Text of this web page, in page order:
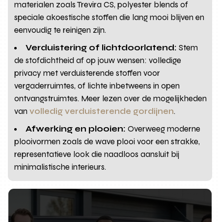
materialen zoals Trevira CS, polyester blends of
speciale akoestische stoffen die lang mooi blijven en
eenvoudig te reinigen zijn.
Verduistering of lichtdoorlatend: Stem
de stofdichtheid af op jouw wensen: volledige
privacy met verduisterende stoffen voor
vergaderruimtes, of lichte inbetweens in open
ontvangstruimtes. Meer lezen over de mogelijkheden
vanvolledig verduisterende gordijnen.
Afwerking en plooien: Overweeg moderne
plooivormen zoals de wave plooi voor een strakke,
representatieve look die naadloos aansluit bij
minimalistische interieurs.